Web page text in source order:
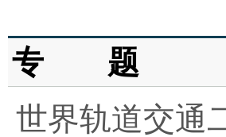
专 题
世界轨道交通